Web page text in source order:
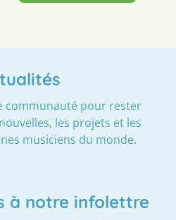
communauté pour rester
les projets et les
musiciens du monde.
à notre infolettre